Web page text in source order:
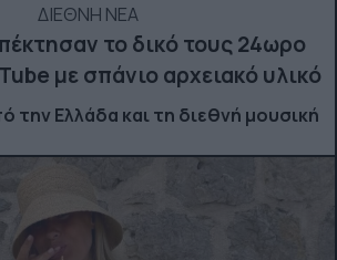
ΔΙΕΘΝΗ ΝΕΑ
το δικό τους 24ωρο
με σπάνιο αρχειακό υλικό
την Ελλάδα και τη διεθνή μουσική